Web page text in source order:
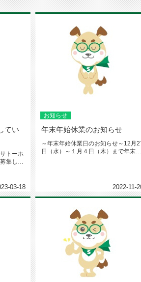
てい
トーホ
集して
03-18
お知らせ
年末年始休業のお知らせ
～年末年始休業日のお知らせ～12月
日（水）～１月４日（木）まで年末年
2022-11-